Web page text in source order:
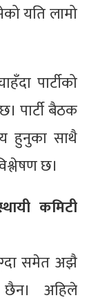
यति लामो
पार्टीको
पार्टी बैठक
हुनुका साथै
छ।
कमिटी
समेत अझै
अहिले